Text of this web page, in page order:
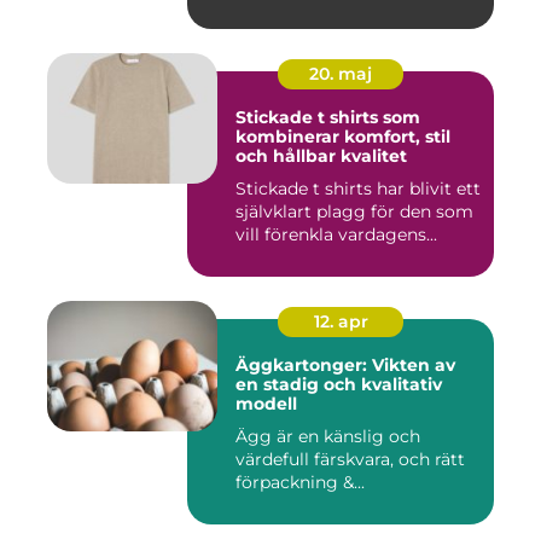
20. maj
Stickade t shirts som
kombinerar komfort, stil
och hållbar kvalitet
Stickade t shirts har blivit ett
självklart plagg för den som
vill förenkla vardagens...
12. apr
Äggkartonger: Vikten av
en stadig och kvalitativ
modell
Ägg är en känslig och
värdefull färskvara, och rätt
förpackning &...